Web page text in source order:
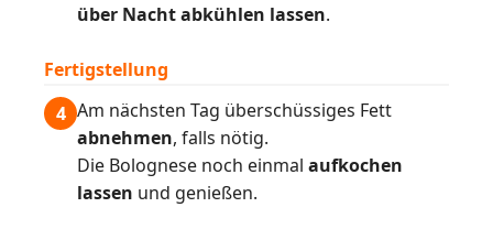
über Nacht abkühlen lassen.
Fertigstellung
4 Am nächsten Tag überschüssiges Fett
abnehmen, falls nötig.
Die Bolognese noch einmal aufkochen
lassen und genießen.